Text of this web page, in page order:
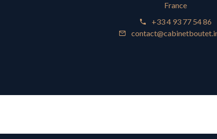
France
+33 4 93 77 54 86